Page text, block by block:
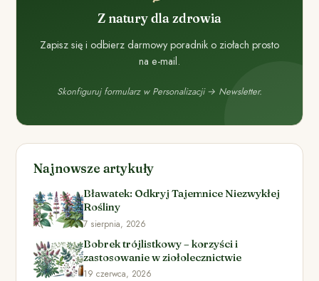
Z natury dla zdrowia
Zapisz się i odbierz darmowy poradnik o ziołach prosto
na e-mail.
Skonfiguruj formularz w Personalizacji → Newsletter.
Najnowsze artykuły
Bławatek: Odkryj Tajemnice Niezwykłej
Rośliny
7 sierpnia, 2026
Bobrek trójlistkowy – korzyści i
zastosowanie w ziołolecznictwie
19 czerwca, 2026